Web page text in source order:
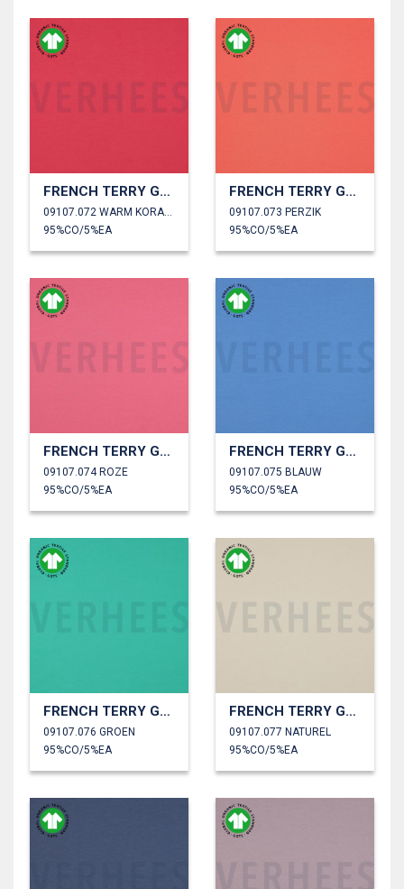
FRENCH TERRY GOTS
09107.072 WARM KORAAL
95%CO/5%EA
FRENCH TERRY GOTS
09107.073 PERZIK
95%CO/5%EA
FRENCH TERRY GOTS
09107.074 ROZE
95%CO/5%EA
FRENCH TERRY GOTS
09107.075 BLAUW
95%CO/5%EA
FRENCH TERRY GOTS
09107.076 GROEN
95%CO/5%EA
FRENCH TERRY GOTS
09107.077 NATUREL
95%CO/5%EA